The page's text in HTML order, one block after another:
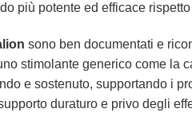
più potente ed efficace
sono ben documentati e
stimolante generico come la
e sostenuto, supportando i
duraturo e privo degli